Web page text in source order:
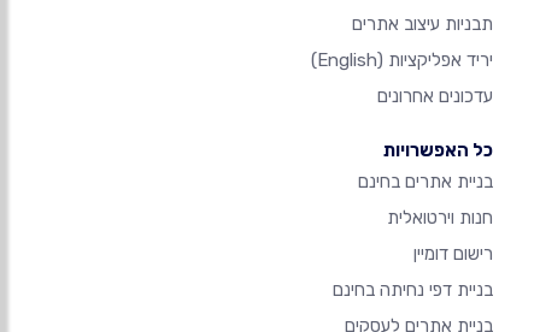
תבניות עיצוב אתרים
יריד אפליקציות (English)
עדכונים אחרונים
כל האפשרויות
בניית אתרים בחינם
חנות וירטואלית
רישום דומיין
בניית דפי נחיתה בחינם
בניית אתרים לעסקים